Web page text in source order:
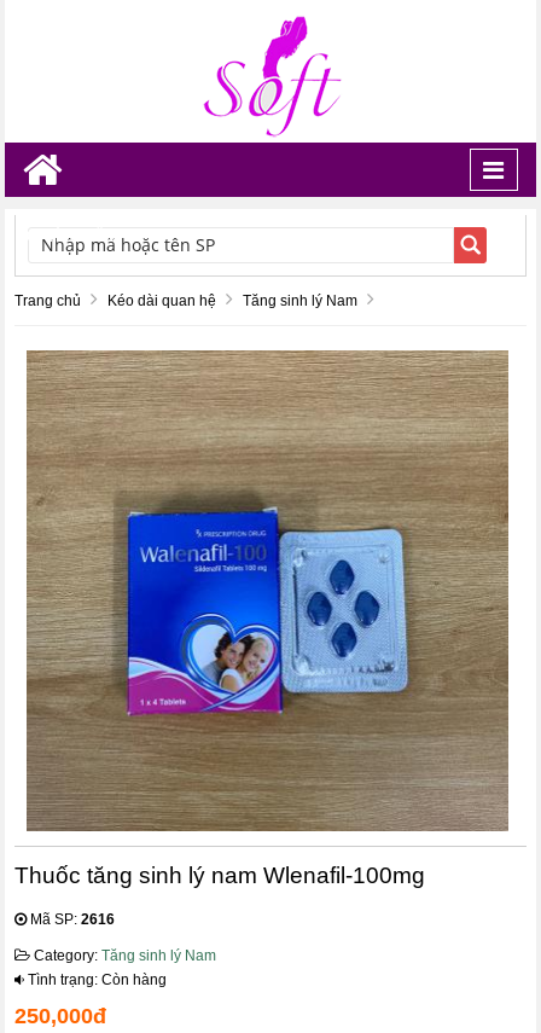
TÌM KIẾM
Trang chủ Kéo dài quan hệ Tăng sinh lý Nam
Thuốc tăng sinh lý nam Wlenafil-100mg
Mã SP:2616
Category:Tăng sinh lý Nam
Tình trạng: Còn hàng
250,000đ